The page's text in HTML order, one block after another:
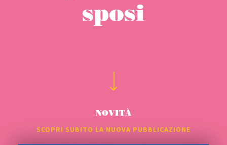
sposi
NOVITÀ
SCOPRI SUBITO LA NUOVA PUBBLICAZIONE